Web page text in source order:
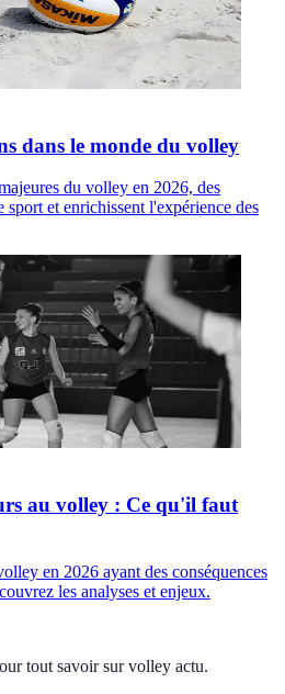
dans le monde du volley
du volley en 2026, des
sport et enrichissent l'expérience des
au volley : Ce qu'il faut
en 2026 ayant des conséquences
les analyses et enjeux.
tout savoir sur volley actu.